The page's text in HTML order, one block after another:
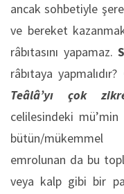
ancak sohbetiyle
ve bereket
râbıtasını yapamaz.
râbıtaya yapmalıdır?
Teâlâ’yı çok
celilesindeki
bütün/
emrolunan da bu
veya kalp gibi bir